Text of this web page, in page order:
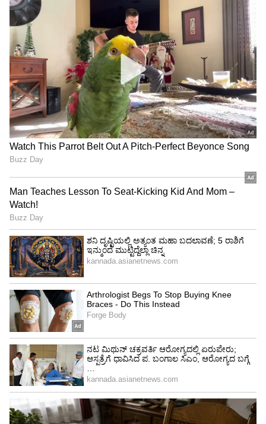
ಈಗಾಗಲೇ 36 ಮನೆಗಳನ್ನು ಪೂರ್ಣಗೊಳಿಸಿದ್ದು, ಇನ್ನು 14
ಮನೆಗಳನ್ನು ನಿರ್ಮಿಸಿ ಕೊಡುವ ಉದ್ದೇಶ ಹೊಂದಿದೆ. ಅನೇಕ
ದಾನಿಗಳು ಈ ಮಹತ್ ಕಾರ್ಯದಲ್ಲಿ ಕೈಜೋಡಿಸಿದ್ದು,
ಮನೆಯಲ್ಲಿ ಶುಭಕಾರ್ಯ ನಡೆದ ವೇಳೆಯಲ್ಲಿ, ಅಥವಾ
ವರ್ಷಕ್ಕೆ ಇಂತಿಷ್ಟು ಎಂದು ನೆರವು ನೀಡುವ ನೆಪದಲ್ಲಿ
ಕೋಟ್ಯಂತರ ರೂಪಾಯಿಯನ್ನು ಮಕ್ಕಳ ಮನೆ ನಿರ್ಮಾಣಕ್ಕೆ
ದಾನಿಗಳು ನೀಡಿದ್ದಾರೆ.
ಪ್ರತಿಯೊಂದು ಮನೆಯನ್ನು ಅತ್ಯಂತ ಕಡಿಮೆ ವೆಚ್ಚದಲ್ಲಿ,
ಸುಸಜ್ಜಿತವಾಗಿ ನಿರ್ಮಿಸಲಾಗುತ್ತಿದೆ. ಕೇವಲ ಐದಾರು ಲಕ್ಷದಲ್ಲಿ
ಅದ್ಭುತ ಮನೆಗಳು ನಿರ್ಮಾಣಗೊಂಡಿವೆ. ಯಕ್ಷಗಾನ ಕಲಾರಂಗ
ಸಂಸ್ಥೆಯ ಅಧ್ಯಕ್ಷರು ಸ್ವತಹ ಇಂಜಿನಿಯರ್ ಆಗಿರುವುದರಿಂದ
ಕಡಿಮೆ ವೆಚ್ಚದಲ್ಲಿ ಮನೆ ನಿರ್ಮಾಣ ಸಾಧ್ಯವಾಗಿದೆ.
ಸಂಘಟನೆಯೊಂದು ಇಷ್ಟೊಂದು ದೊಡ್ಡ ಪ್ರಮಾಣದಲ್ಲಿ
ದಾನಿಗಳ ನೆರವು ಪಡೆದು ಇಷ್ಟು ಸುಧೀರ್ಘ ವರ್ಷಗಳ ಕಾಲ
ಸೇವೆ ಸಲ್ಲಿಸಿರುವುದೇ ಊಹಿಸಲಾಗದ ಸಾಧನೆಯಾಗಿದೆ.
ಯಕ್ಷಗಾನ ಕಲಾ ರಂಗ ಸಂಸ್ಥೆಯ ಪ್ರಧಾನ ಕಾರ್ಯದರ್ಶಿ
ಮುರಳಿ ಕಡೆಕಾರ್ ಮತ್ತು ಸೇವಾ ನಿರತ ಕಾರ್ಯಕರ್ತರ ತಂಡ
ಈ ಎಲ್ಲಾ ಸೇವಾ ಸಂಸ್ಥೆಗಳುಕಾರ್ಯದ ಹಿಂದಿನ
ಶಕ್ತಿಯಾಗಿದ್ದಾರೆ.
"ರಾಜಕೀಯ ಬೇಡ, ಸಿನಿಮಾನೇ ಪ್ರಾಣ":
ಕನಕೋತ್ಸವದಲ್ಲಿ ರಿಷಬ್ ಶೆಟ್ಟಿ | Rishab
Shetty speech | Suvarna News
ಶೇ.50 ರಿಂದ ಶೇ.18 ಕ್ಕೆ TAX ಇಳಿಕೆ: ಮೋದಿ-
ಟ್ರಂಪ್ ಐತಿಹಾಸಿಕ ಒಪ್ಪಂದ | India US
Trade Deal | Party Rounds